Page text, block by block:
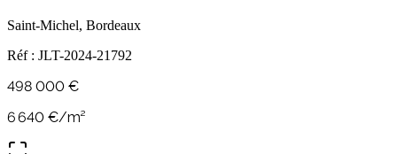
Saint-Michel, Bordeaux
Réf : JLT-2024-21792
498 000 €
6 640 €/m²